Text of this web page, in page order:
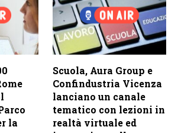
la
Scuola, Aura Group e
Confindustria Vicenza
lanciano un canale
tematico con lezioni in
realtà virtuale ed